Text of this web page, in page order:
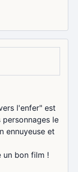
l'enfer" est
personnages le
ennuyeuse et
un bon film !